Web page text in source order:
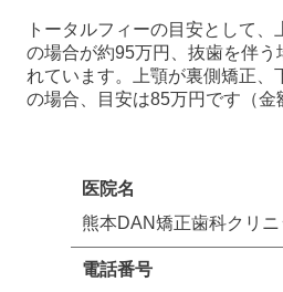
トータルフィーの目安として
の場合が約95万円、抜歯を伴う
れています。上顎が裏側矯正、
の場合、目安は85万円です（金
医院名
熊本DAN矯正歯科クリニ
電話番号